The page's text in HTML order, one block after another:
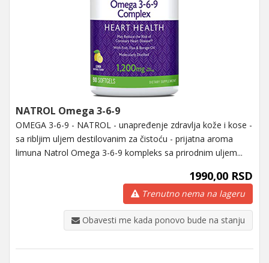
NATROL Omega 3-6-9
OMEGA 3-6-9 - NATROL - unapređenje zdravlja kože i kose -
sa ribljim uljem destilovanim za čistoću - prijatna aroma
limuna Natrol Omega 3-6-9 kompleks sa prirodnim uljem...
1990,00 RSD
Trenutno nema na lageru
Obavesti me kada ponovo bude na stanju